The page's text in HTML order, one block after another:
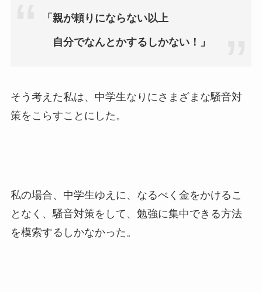
「親が頼りにならない以上
自分でなんとかするしかない！」
そう考えた私は、中学生なりにさまざまな騒音対
策をこらすことにした。
私の場合、中学生ゆえに、なるべく金をかけるこ
となく、騒音対策をして、勉強に集中できる方法
を模索するしかなかった。